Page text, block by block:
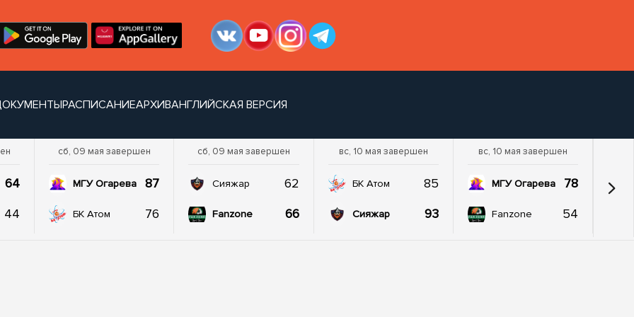
РАСПИСАНИЕАРХИВАНГЛИЙСКАЯ ВЕРСИЯ
64
44
сб, 09 мая завершен
МГУ Огарева 87
БК Атом 76
сб, 09 мая завершен
Сияжар 62
Fanzone 66
вс, 10 мая завершен
БК Атом 85
Сияжар 93
вс, 10 мая завершен
МГУ Огарева 78
Fanzone 54